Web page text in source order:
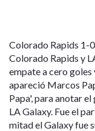
Colorado Rapids 1-
Colorado Rapids y
empate a cero goles
apareció Marcos
Papa', para anotar
LA Galaxy. Fue el
mitad el Galaxy fue